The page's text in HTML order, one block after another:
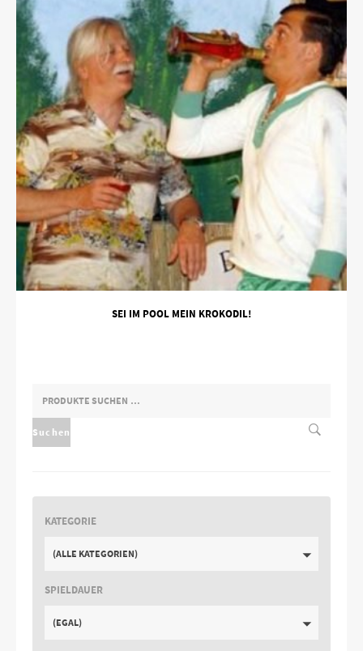
SEI IM POOL MEIN KROKODIL!
SUCHEN
NACH:
Suchen
KATEGORIE
(ALLE KATEGORIEN)
SPIELDAUER
(EGAL)